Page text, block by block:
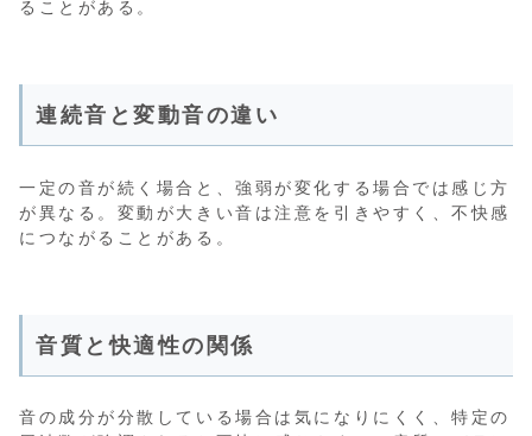
ることがある。
連続音と変動音の違い
一定の音が続く場合と、強弱が変化する場合では感じ方
が異なる。変動が大きい音は注意を引きやすく、不快感
につながることがある。
音質と快適性の関係
音の成分が分散している場合は気になりにくく、特定の